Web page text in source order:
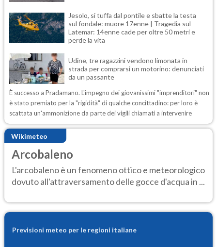
Jesolo, si tuffa dal pontile e sbatte la testa
sul fondale: muore 17enne | Tragedia sul
Latemar: 14enne cade per oltre 50 metri e
perde la vita
Udine, tre ragazzini vendono limonata in
strada per comprarsi un motorino: denunciati
da un passante
È successo a Pradamano. L'impegno dei giovanissimi "imprenditori" non
è stato premiato per la "rigidità" di qualche concittadino: per loro è
scattata un'ammonizione da parte dei vigili chiamati a intervenire
Wikimeteo
Arcobaleno
L'arcobaleno è un fenomeno ottico e meteorologico
dovuto all'attraversamento delle gocce d'acqua in ...
Previsioni meteo per le regioni italiane